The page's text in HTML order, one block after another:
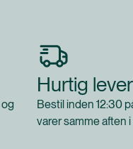
Hurtig
Bestil inden 12:30
varer samme aften